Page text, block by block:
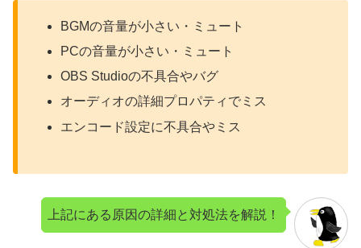
BGMの音量が小さい・ミュート
PCの音量が小さい・ミュート
OBS Studioの不具合やバグ
オーディオの詳細プロパティでミス
エンコード設定に不具合やミス
上記にある原因の詳細と対処法を解説！